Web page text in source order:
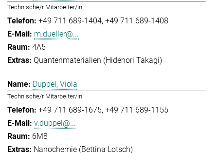
Technische/r Mitarbeiter/in
+49 711 689-1404 +49 711 689-1408
m.dueller@...
4A5
Quantenmaterialien (Hidenori Takagi)
Duppel, Viola
Technische/r Mitarbeiter/in
+49 711 689-1675 +49 711 689-1155
v.duppel@...
6M8
Nanochemie (Bettina Lotsch)